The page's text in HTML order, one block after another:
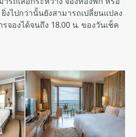
งไปกว่านั้นยังสามารถเปลี่ยนแปลง
จองได้จนถึง 18.00 น. ของวันเช็ค